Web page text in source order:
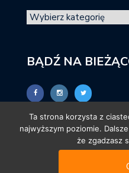
BĄDŹ NA
Ta strona korzysta z
najwyższym poziomie.
że zgadzasz